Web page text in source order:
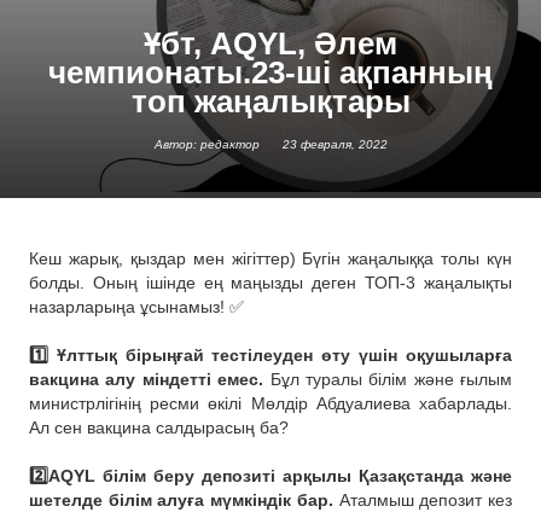
Ұбт, AQYL, Әлем
чемпионаты.23-ші ақпанның
топ жаңалықтары
Автор: редактор 23 февраля, 2022
Кеш жарық, қыздар мен жігіттер) Бүгін жаңалыққа толы күн
болды. Оның ішінде ең маңызды деген ТОП-3 жаңалықты
назарларыңа ұсынамыз! ✅
1️⃣ Ұлттық бірыңғай тестілеуден өту үшін оқушыларға
вакцина алу міндетті емес. Бұл туралы білім және ғылым
министрлігінің ресми өкілі Мөлдір Абдуалиева хабарлады.
Ал сен вакцина салдырасың ба?
2️⃣AQYL білім беру депозиті арқылы Қазақстанда және
шетелде білім алуға мүмкіндік бар. Аталмыш депозит кез